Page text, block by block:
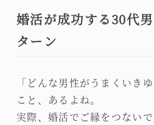
婚活が成功する30代
ターン
「どんな男性がうまくいき
こと、あるよね。
実際、婚活でご縁をつない